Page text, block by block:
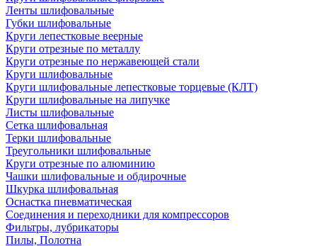
Ленты шлифовальные
Губки шлифовальные
Круги лепестковые веерные
Круги отрезные по металлу
Круги отрезные по нержавеющей стали
Круги шлифовальные
Круги шлифовальные лепестковые торцевые (КЛТ)
Круги шлифовальные на липучке
Листы шлифовальные
Сетка шлифовальная
Терки шлифовальные
Треугольники шлифовальные
Круги отрезные по алюминию
Чашки шлифовальные и обдирочные
Шкурка шлифовальная
Оснастка пневматическая
Соединения и переходники для компрессоров
Фильтры, лубрикаторы
Пилы, Полотна